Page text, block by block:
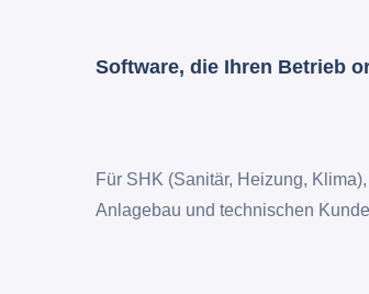
Software, die Ihren Betrieb
Für SHK (Sanitär, Heizung,
Anlagebau und technischen